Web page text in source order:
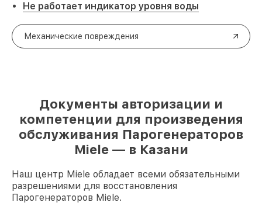
Не работает индикатор уровня воды
Механические повреждения
Документы авторизации и
компетенции для произведения
обслуживания Парогенераторов
Miele — в Казани
Наш центр Miele обладает всеми обязательными
разрешениями для восстановления
Парогенераторов Miele.